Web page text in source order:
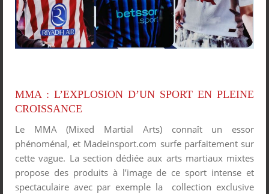
MMA : L’EXPLOSION D’UN SPORT EN PLEINE
CROISSANCE
Le MMA (Mixed Martial Arts) connaît un essor
phénoménal, et Madeinsport.com surfe parfaitement sur
cette vague. La section dédiée aux arts martiaux mixtes
propose des produits à l’image de ce sport intense et
spectaculaire avec par exemple la collection exclusive